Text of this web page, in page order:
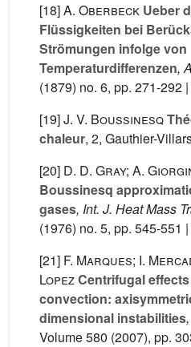
[18]A. Oberbeck Ueber
Flüssigkeiten bei
Strömungen infolge von
Temperaturdifferenzen,
(1879) no. 6, pp. 271-292 |
[19]J. V. Boussinesq
chaleur, 2, Gauthier-
[20] D. D. Gray; A.
Boussinesq
gases, Int. J. Heat Mass
(1976) no. 5, pp. 545-551 |
[21] F. Marques; I.
LopezCentrifugal
convection:
dimensional instabilities
Volume 580 (2007), pp.